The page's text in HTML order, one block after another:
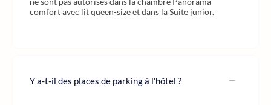
comfort avec lit queen-size et dans la Suite junior.
Y a-t-il des places de parking à l'hôtel ?